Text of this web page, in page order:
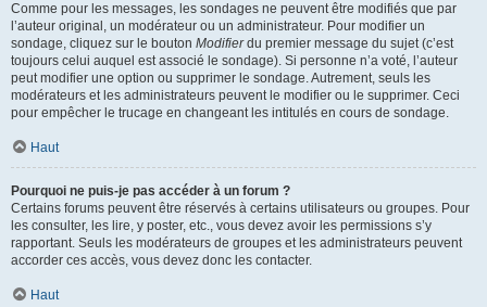
Comme pour les messages, les sondages ne peuvent être modifiés que par
l’auteur original, un modérateur ou un administrateur. Pour modifier un
sondage, cliquez sur le bouton Modifierdu premier message du sujet (c’est
toujours celui auquel est associé le sondage). Si personne n’a voté, l’auteur
peut modifier une option ou supprimer le sondage. Autrement, seuls les
modérateurs et les administrateurs peuvent le modifier ou le supprimer. Ceci
pour empêcher le trucage en changeant les intitulés en cours de sondage.
Haut
Pourquoi ne puis-je pas accéder à un forum ?
Certains forums peuvent être réservés à certains utilisateurs ou groupes. Pour
les consulter, les lire, y poster, etc., vous devez avoir les permissions s’y
rapportant. Seuls les modérateurs de groupes et les administrateurs peuvent
accorder ces accès, vous devez donc les contacter.
Haut